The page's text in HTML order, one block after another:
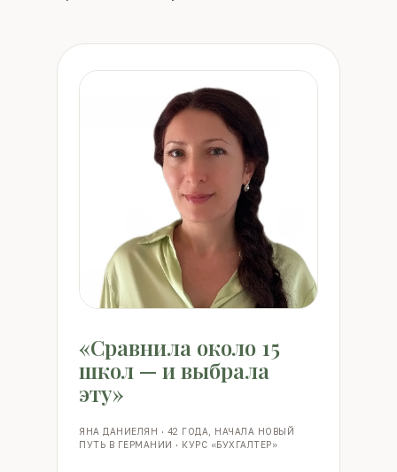
ЯНА ДАНИЕЛЯН · 42 ГОДА, НАЧАЛА НОВЫЙ
ПУТЬ В ГЕРМАНИИ · КУРС «БУХГАЛТЕР»
«Сравнила около 15
школ — и выбрала
эту»